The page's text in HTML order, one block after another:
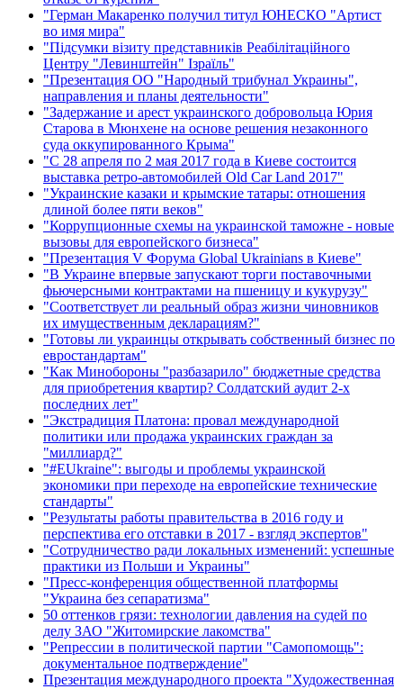
"Герман Макаренко получил титул ЮНЕСКО "Артист
во имя мира"
"Підсумки візиту представників Реабілітаційного
Центру "Левинштейн" Ізраїль"
"Презентация ОО "Народный трибунал Украины",
направления и планы деятельности"
"Задержание и арест украинского добровольца Юрия
Старова в Мюнхене на основе решения незаконного
суда оккупированного Крыма"
"С 28 апреля по 2 мая 2017 года в Киеве состоится
выставка ретро-автомобилей Old Car Land 2017"
"Украинские казаки и крымские татары: отношения
длиной более пяти веков"
"Коррупционные схемы на украинской таможне - новые
вызовы для европейского бизнеса"
"Презентация V Форума Global Ukrainians в Киеве"
"В Украине впервые запускают торги поставочными
фьючерсными контрактами на пшеницу и кукурузу"
"Соответствует ли реальный образ жизни чиновников
их имущественным декларациям?"
"Готовы ли украинцы открывать собственный бизнес по
евростандартам"
"Как Минобороны "разбазарило" бюджетные средства
для приобретения квартир? Солдатский аудит 2-х
последних лет"
"Экстрадиция Платона: провал международной
политики или продажа украинских граждан за
"миллиард?"
"#EUkraine": выгоды и проблемы украинской
экономики при переходе на европейские технические
стандарты"
"Результаты работы правительства в 2016 году и
перспектива его отставки в 2017 - взгляд экспертов"
"Сотрудничество ради локальных изменений: успешные
практики из Польши и Украины"
"Пресс-конференция общественной платформы
"Украина без сепаратизма"
50 оттенков грязи: технологии давления на судей по
делу ЗАО "Житомирские лакомства"
"Репрессии в политической партии "Самопомощь":
документальное подтверждение"
Презентация международного проекта "Художественная